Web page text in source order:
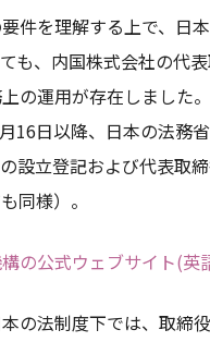
件を理解する上で、日
も、内国株式会社の代
の運用が存在しました
16日以降、日本の法務
設立登記および代表取
同様）。
の公式ウェブサイト(英
の法制度下では、取締